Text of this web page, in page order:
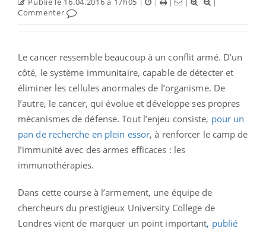
Commenter
Le cancer ressemble beaucoup à un conflit armé. D’un
côté, le système immunitaire, capable de détecter et
éliminer les cellules anormales de l’organisme. De
l’autre, le cancer, qui évolue et développe ses propres
mécanismes de défense. Tout l’enjeu consiste, pour un
pan de recherche en plein essor, à renforcer le camp de
l’immunité avec des armes efficaces : les
immunothérapies.
Dans cette course à l’armement, une équipe de
chercheurs du prestigieux University College de
Londres vient de marquer un point important, publié